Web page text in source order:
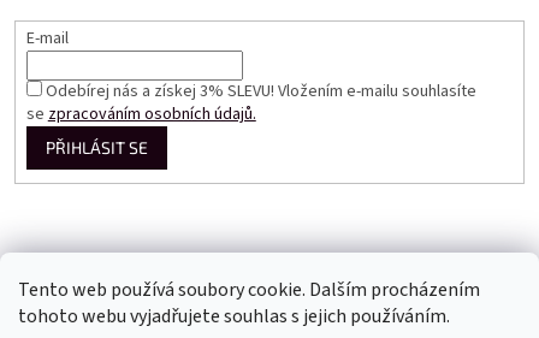
Tento web používá soubory cookie. Dalším procházením
tohoto webu vyjadřujete souhlas s jejich používáním.
E-mail
Odebírej nás a získej 3% SLEVU! Vložením e-mailu souhlasíte
sezpracováním osobních údajů.
PŘIHLÁSIT SE